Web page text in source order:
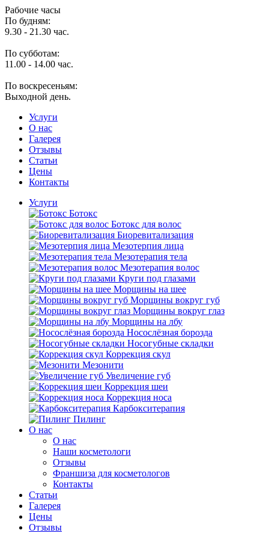
Рабочие часы
По будням:
9.30 - 21.30 час.
По субботам:
11.00 - 14.00 час.
По воскресеньям:
Выходной день.
Услуги
O нас
Галерея
Отзывы
Статьи
Цены
Контакты
Услуги
Ботокс
Ботокс для волос
Биоревитализация
Мезотерпия лица
Мезотерапия тела
Мезотерапия волос
Круги под глазами
Морщины на шее
Морщины вокруг губ
Морщины вокруг глаз
Морщины на лбу
Носослёзная борозда
Носогубные складки
Коррекция скул
Мезонити
Увеличение губ
Коррекция шеи
Коррекция носа
Карбокситерапия
Пилинг
O нас
O нас
Наши косметологи
Отзывы
Франшиза для косметологов
Контакты
Статьи
Галерея
Цены
Отзывы